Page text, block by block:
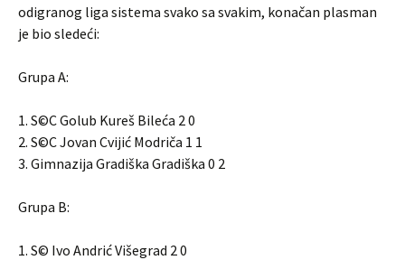
odigranog liga sistema svako sa svakim, konačan plasman
je bio sledeći:
Grupa A:
1. S©C Golub Kureš Bileća 2 0
2. S©C Jovan Cvijić Modriča 1 1
3. Gimnazija Gradiška Gradiška 0 2
Grupa B:
1. S© Ivo Andrić Višegrad 2 0